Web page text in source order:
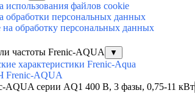
использования файлов cookie
обработки персональных данных
на обработку персональных данных
частоты Frenic-AQUA ▼
характеристики Frenic-Aqua
Frenic-AQUA
AQUA серии AQ1 400 В, 3 фазы, 0,75-11 кВт